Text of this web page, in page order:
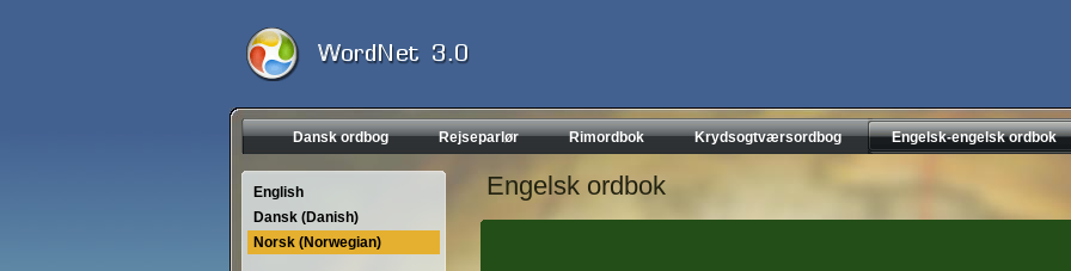
Dansk ordbog Rejseparlør Rimordbok Krydsogtværsordbog Engelsk-engelsk ordbok
English
Dansk (Danish)
Norsk (Norwegian)
Engelsk ordbok